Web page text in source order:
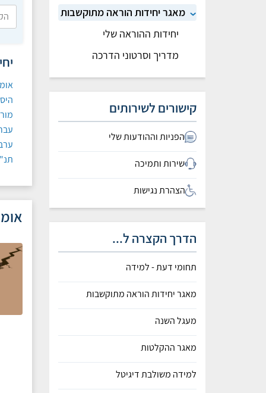
מאגר יחידות הוראה מתוקשבות
יחידות ההוראה שלי
מדריך וסרטוני הדרכה
קישורים לשירותים
הפניות וההודעות שלי
שירות ותמיכה
הצהרת נגישות
הדרך הקצרה ל...
תחומי דעת - למידה
מאגר יחידות הוראה מתוקשבות
מעגל השנה
מאגר ההקלטות
למידה משולבת דיגיטל